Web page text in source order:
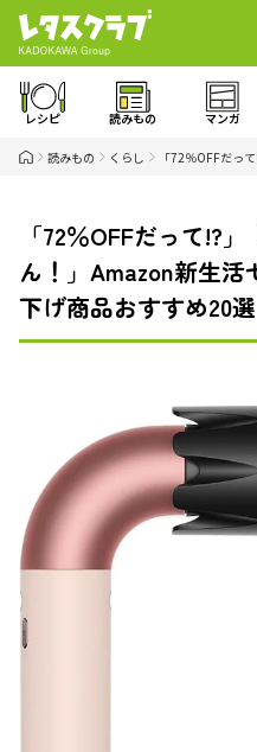
レシピ 読みもの マンガ
読みもの くらし 「72％OFFだっ
「72％OFFだって!?
ん！」Amazon新生
下げ商品おすすめ20選